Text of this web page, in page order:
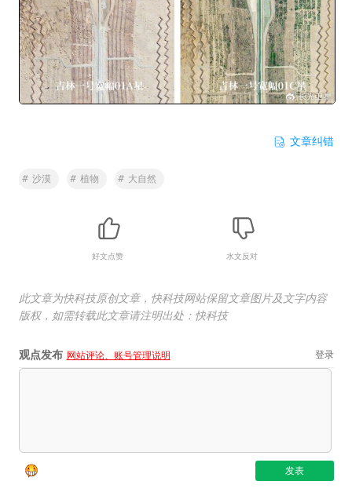
文章纠错
# 沙漠 # 植物 # 大自然
好文点赞 水文反对
此文章为快科技原创文章，快科技网站保留文章图片及文字内容
版权，如需转载此文章请注明出处：快科技
观点发布 网站评论、账号管理说明 登录